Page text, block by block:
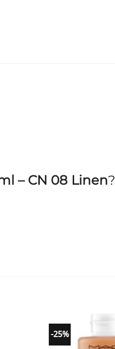
– CN 08 Linen?
-25%